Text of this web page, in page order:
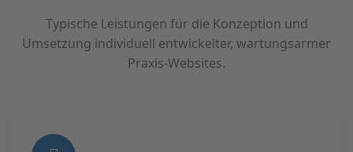
Typische Leistungen für die Konzeption und
Umsetzung individuell entwickelter, wartungsarmer
Praxis-Websites.